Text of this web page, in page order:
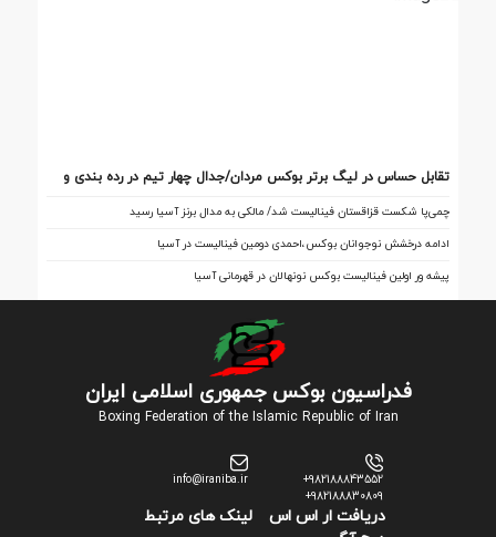
تقابل‌ حساس در لیگ برتر بوکس مردان/جدال چهار تیم در رده بندی و
چمی‌پا شکست قزاقستان فینالیست شد/ مالکی به مدال برنز آسیا رسید
ادامه درخشش نوجوانان بوکس،احمدی دومین فینالیست در آسیا
پیشه ور اولین فینالیست بوکس نونهالان در قهرمانی آسیا
فدراسیون بوکس جمهوری اسلامی ایران
Boxing Federation of the Islamic Republic of Iran
+982188843552
+982188830809
info@iraniba.ir
دریافت ار اس اس
لینک های مرتبط